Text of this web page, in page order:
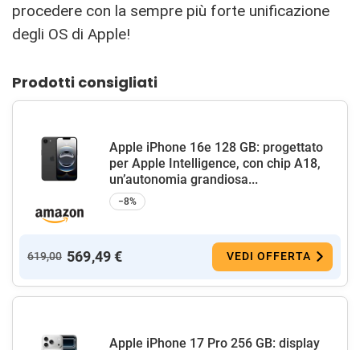
procedere con la sempre più forte unificazione
degli OS di Apple!
Prodotti consigliati
Apple iPhone 16e 128 GB: progettato
per Apple Intelligence, con chip A18,
un’autonomia grandiosa...
−8%
619,00 569,49 € VEDI OFFERTA
Apple iPhone 17 Pro 256 GB: display